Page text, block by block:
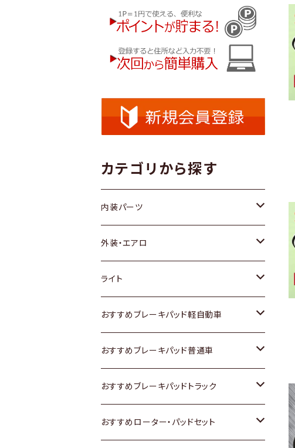
カテゴリから探す
内装パーツ
トヨタ
ホンダ
スズキ
日産
いすゞ
ダイハツ
外装・エアロ
トヨタ
ホンダ
スズキ
日産
いすゞ
ライト
トヨタ
スズキ
日産
いすゞ
おすすめブレーキパッド軽自動車
トヨタ
ホンダ
スズキ
おすすめブレーキパッド普通車
トヨタ
ホンダ
おすすめブレーキパッドトラック
トヨタ
おすすめローター・パッドセット